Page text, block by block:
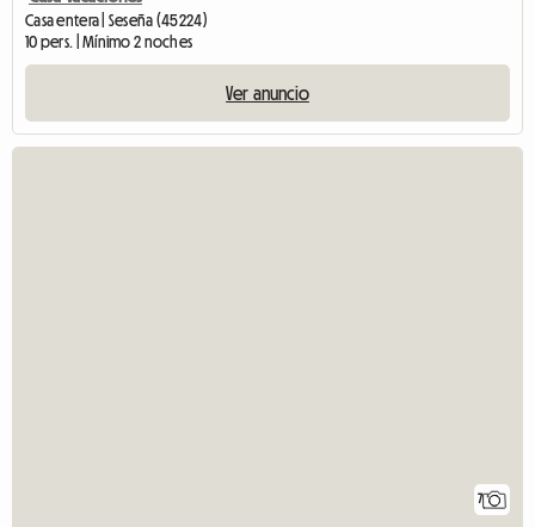
Casa entera | Seseña (45224)
10 pers. | Mínimo 2 noches
Ver anuncio
7